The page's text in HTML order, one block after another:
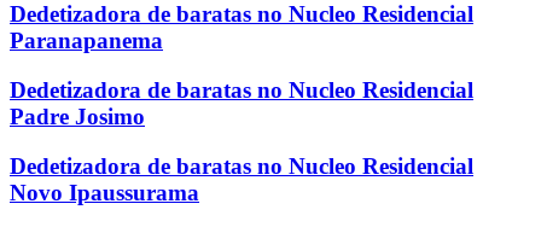
Dedetizadora de baratas no Nucleo Residencial
Paranapanema
Dedetizadora de baratas no Nucleo Residencial
Padre Josimo
Dedetizadora de baratas no Nucleo Residencial
Novo Ipaussurama